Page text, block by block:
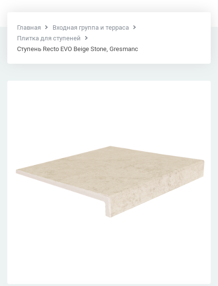
Главная
Входная группа и терраса
Плитка для ступеней
Ступень Recto EVO Beige Stone, Gresmanc